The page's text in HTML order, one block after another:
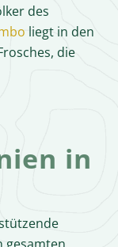
des
liegt in den
die
in